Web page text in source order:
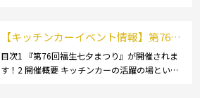
チンカー:1t～ […]
【キッチンカーイベント情報】第76回
福生七夕まつりが開催されます！
目次1 『第76回福生七夕まつり』が開催されま
す！2 開催概要 キッチンカーの活躍の場といえ